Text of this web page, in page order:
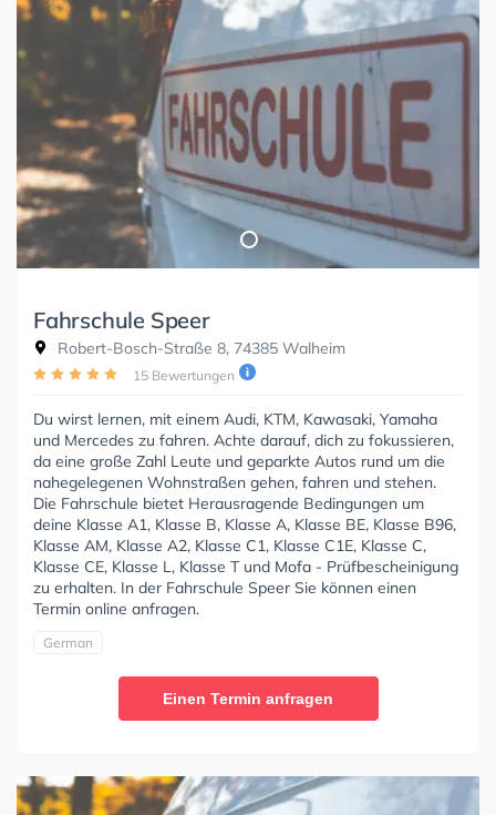
Fahrschule Speer
Robert-Bosch-Straße 8, 74385 Walheim
15 Bewertungen
Du wirst lernen, mit einem Audi, KTM, Kawasaki, Yamaha
und Mercedes zu fahren. Achte darauf, dich zu fokussieren,
da eine große Zahl Leute und geparkte Autos rund um die
nahegelegenen Wohnstraßen gehen, fahren und stehen.
Die Fahrschule bietet Herausragende Bedingungen um
deine Klasse A1, Klasse B, Klasse A, Klasse BE, Klasse B96,
Klasse AM, Klasse A2, Klasse C1, Klasse C1E, Klasse C,
Klasse CE, Klasse L, Klasse T und Mofa - Prüfbescheinigung
zu erhalten. In der Fahrschule Speer Sie können einen
Termin online anfragen.
German
Einen Termin anfragen